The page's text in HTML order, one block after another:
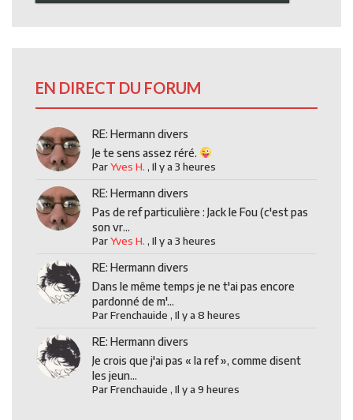
EN DIRECT DU FORUM
RE: Hermann divers
Je te sens assez réré.
ParYves H. ,Il y a 3 heures
RE: Hermann divers
Pas de ref particulière : Jack le Fou (c'est pas
son vr...
ParYves H. ,Il y a 3 heures
RE: Hermann divers
Dans le même temps je ne t'ai pas encore
pardonné de m'...
ParFrenchauide ,Il y a 8 heures
RE: Hermann divers
Je crois que j'ai pas « la ref », comme disent
les jeun...
ParFrenchauide ,Il y a 9 heures